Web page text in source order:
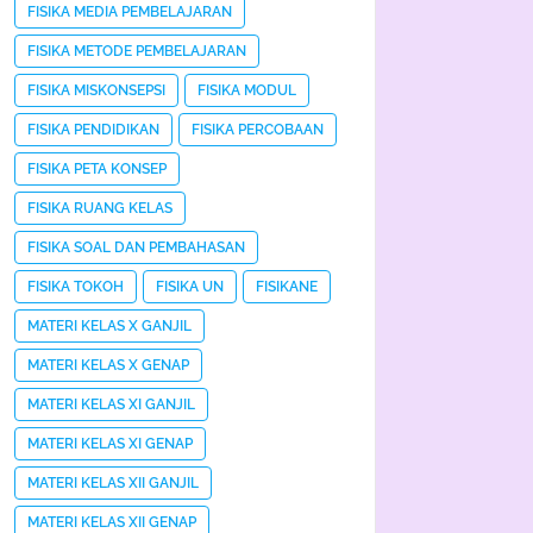
FISIKA MEDIA PEMBELAJARAN
FISIKA METODE PEMBELAJARAN
FISIKA MISKONSEPSI FISIKA MODUL
FISIKA PENDIDIKAN FISIKA PERCOBAAN
FISIKA PETA KONSEP
FISIKA RUANG KELAS
FISIKA SOAL DAN PEMBAHASAN
FISIKA TOKOH FISIKA UN FISIKANE
MATERI KELAS X GANJIL
MATERI KELAS X GENAP
MATERI KELAS XI GANJIL
MATERI KELAS XI GENAP
MATERI KELAS XII GANJIL
MATERI KELAS XII GENAP